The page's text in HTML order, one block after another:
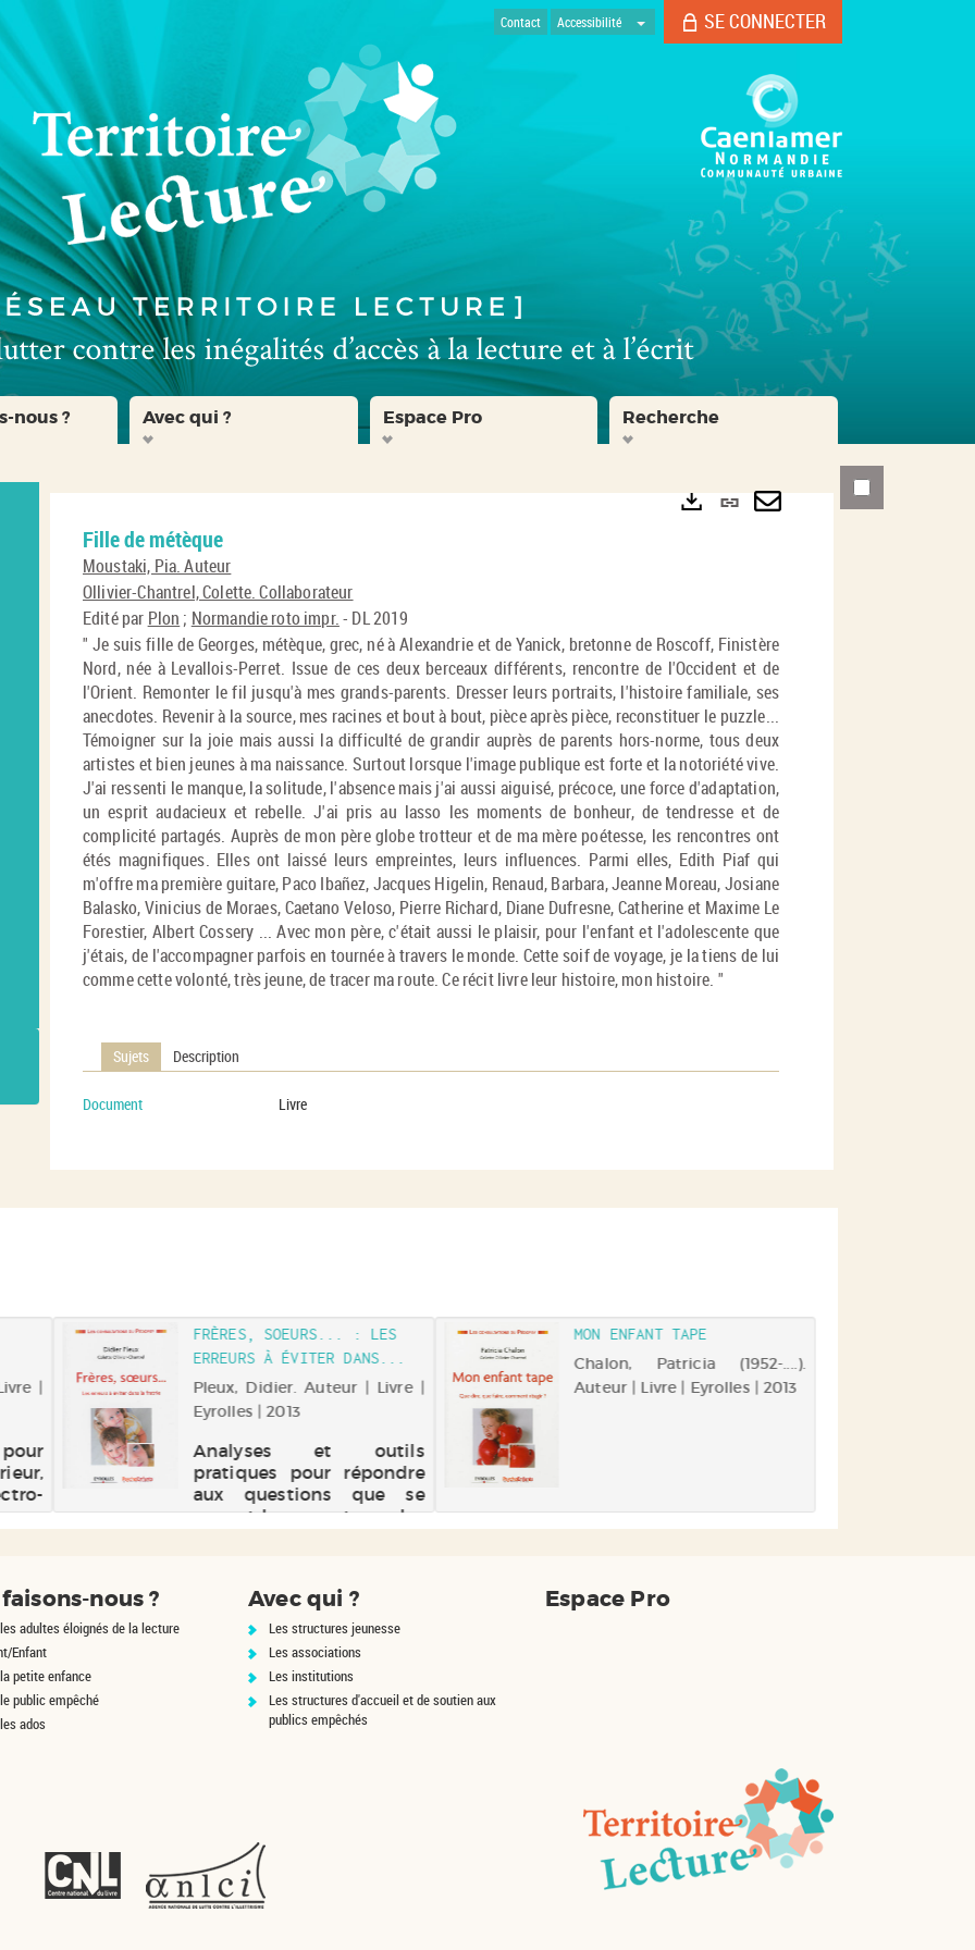
Contact Accessibilité SE CONNECTER
nous ? Avec qui ? Espace Pro Recherche
Fille de métèque
Moustaki, Pia. Auteur
Ollivier-Chantrel, Colette. Collaborateur
Edité par Plon ; Normandie roto impr.- DL 2019
" Je suis fille de Georges, métèque, grec, né à Alexandrie et de Yanick, bretonne de Roscoff, Finistère
Nord, née à Levallois-Perret. Issue de ces deux berceaux différents, rencontre de l'Occident et de
l'Orient. Remonter le fil jusqu'à mes grands-parents. Dresser leurs portraits, l'histoire familiale, ses
anecdotes. Revenir à la source, mes racines et bout à bout, pièce après pièce, reconstituer le puzzle...
Témoigner sur la joie mais aussi la difficulté de grandir auprès de parents hors-norme, tous deux
artistes et bien jeunes à ma naissance. Surtout lorsque l'image publique est forte et la notoriété vive.
J'ai ressenti le manque, la solitude, l'absence mais j'ai aussi aiguisé, précoce, une force d'adaptation,
un esprit audacieux et rebelle. J'ai pris au lasso les moments de bonheur, de tendresse et de
complicité partagés. Auprès de mon père globe trotteur et de ma mère poétesse, les rencontres ont
étés magnifiques. Elles ont laissé leurs empreintes, leurs influences. Parmi elles, Edith Piaf qui
m'offre ma première guitare, Paco Ibañez, Jacques Higelin, Renaud, Barbara, Jeanne Moreau, Josiane
Balasko, Vinicius de Moraes, Caetano Veloso, Pierre Richard, Diane Dufresne, Catherine et Maxime Le
Forestier, Albert Cossery ... Avec mon père, c'était aussi le plaisir, pour l'enfant et l'adolescente que
j'étais, de l'accompagner parfois en tournée à travers le monde. Cette soif de voyage, je la tiens de lui
comme cette volonté, très jeune, de tracer ma route. Ce récit livre leur histoire, mon histoire. "
Sujets Description
Document Livre
Lien
FRÈRES, SOEURS... : LES
ERREURS À ÉVITER DANS...
Pleux, Didier. Auteur | Livre |
Eyrolles | 2013
Analyses et outils
pratiques pour répondre
aux questions que se
posent les parents sur les
rivalités et des jalousies, le
rôle de l'aîné comme
modèle, la différen...
MON ENFANT TAPE
Chalon, Patricia (1952-....).
Auteur | Livre | Eyrolles | 2013
|
sa
nous ?
adultes éloignés de la lecture
Enfant
petite enfance
public empêché
ados
Avec qui ?
Les structures jeunesse
Les associations
Les institutions
Les structures d'accueil et de soutien aux
publics empêchés
Espace Pro